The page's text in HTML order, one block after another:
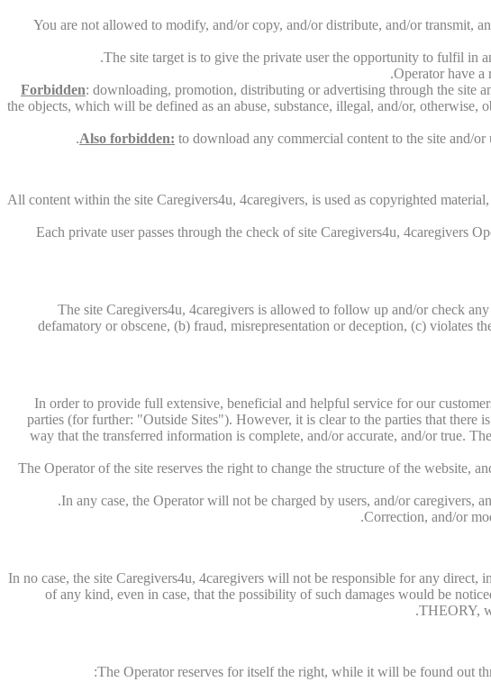
You are not allowed to modify, and/or copy, and/or distribute, and/or transmit,
The site target is to give the private user the opportunity to fulfil in
Operator have a
Forbidden: downloading, promotion, distributing or advertising through the site
the objects, which will be defined as an abuse, substance, illegal, and/or,
Also forbidden: to download any commercial content to the site and/
All content within the site Caregivers4u, 4caregivers, is used as copyrighted
Each private user passes through the check of site Caregivers4u, 4caregivers
The site Caregivers4u, 4caregivers is allowed to follow up and/or check
defamatory or obscene, (b) fraud, misrepresentation or deception, (c) violates
In order to provide full extensive, beneficial and helpful service for our
parties (for further: "Outside Sites"). However, it is clear to the parties that
way that the transferred information is complete, and/or accurate, and/or true.
The Operator of the site reserves the right to change the structure of the website,
In any case, the Operator will not be charged by users, and/or caregivers,
Correction, and/or
In no case, the site Caregivers4u, 4caregivers will not be responsible for any direct,
of any kind, even in case, that the possibility of such damages would be
THEORY,
The Operator reserves for itself the right, while it will be found out